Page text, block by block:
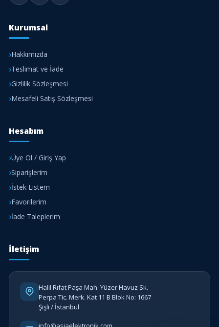
Kurumsal
Hakkımızda
Teslimat ve İade
Gizlilik Sözleşmesi
Mesafeli Satış Sözleşmesi
Hesabım
Üye Ol / Giriş Yap
Siparişlerim
İstek Listem
Favorilerim
İade Taleplerim
İletişim
Halil Rıfat Paşa Mah. Yüzer Havuz Sk.
Perpa Tic. Merk. Kat 11 B Blok No: 1667
Şişli / İstanbul